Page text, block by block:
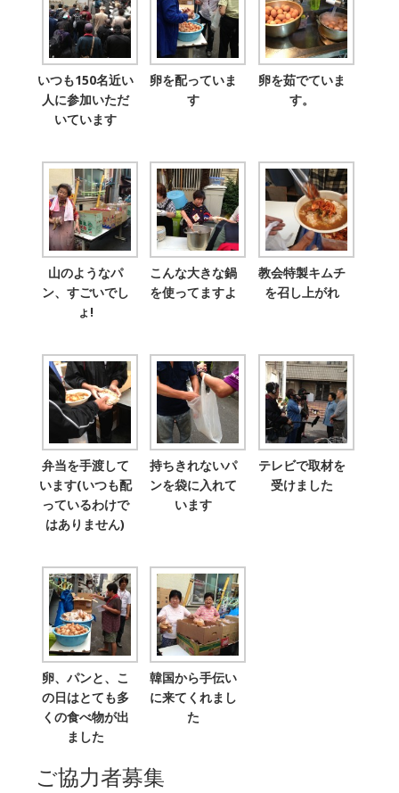
いつも150名近い
人に参加いただ
いています
卵を配っていま
す
卵を茹でていま
す。
山のようなパ
ン、すごいでし
ょ!
こんな大きな鍋
を使ってますよ
教会特製キムチ
を召し上がれ
弁当を手渡して
います(いつも配
っているわけで
はありません)
持ちきれないパ
ンを袋に入れて
います
テレビで取材を
受けました
卵、パンと、こ
の日はとても多
くの食べ物が出
ました
韓国から手伝い
に来てくれまし
た
ご協力者募集